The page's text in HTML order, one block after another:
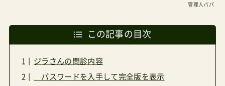
管理人パパ
この記事の目次
ジラさんの問診内容
パスワードを入手して完全版を表示